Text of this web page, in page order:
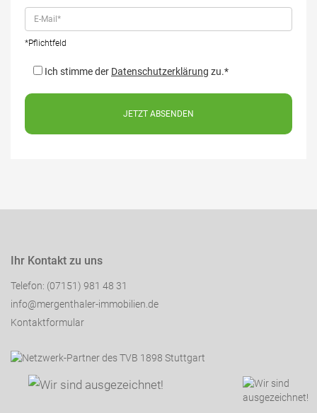
*Pflichtfeld
Ich stimme der Datenschutzerklärung zu.*
Ihr Kontakt zu uns
Telefon: (07151) 981 48 31
info@mergenthaler-immobilien.de
Kontaktformular